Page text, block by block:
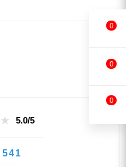
5.0/5
541
0
0
0